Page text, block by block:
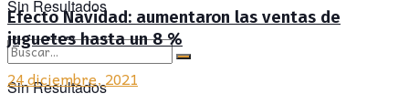
Sin Resultados
View All Result
Sin Resultados
Efecto Navidad: aumentaron las ventas de
juguetes hasta un 8 %
24 diciembre, 2021